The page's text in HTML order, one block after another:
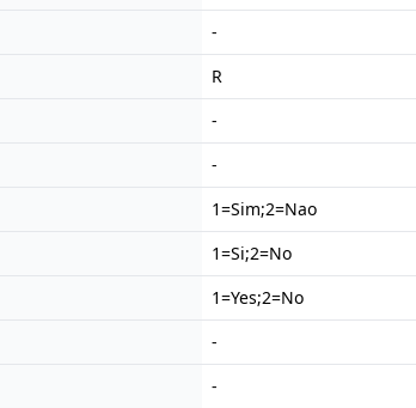
-
R
-
-
1=Sim;2=Nao
1=Si;2=No
1=Yes;2=No
-
-